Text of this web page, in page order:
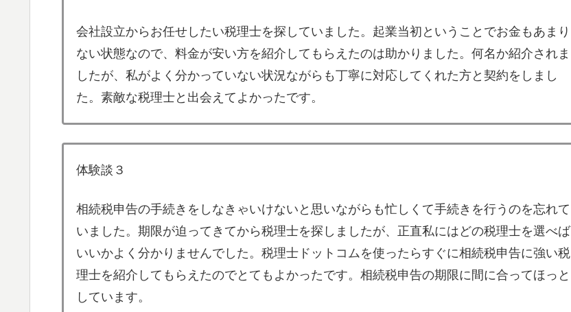
会社設立からお任せしたい税理士を探していました。起業当初ということでお金もあまり
ない状態なので、料金が安い方を紹介してもらえたのは助かりました。何名か紹介されま
したが、私がよく分かっていない状況ながらも丁寧に対応してくれた方と契約をしまし
た。素敵な税理士と出会えてよかったです。
体験談３
相続税申告の手続きをしなきゃいけないと思いながらも忙しくて手続きを行うのを忘れて
いました。期限が迫ってきてから税理士を探しましたが、正直私にはどの税理士を選べば
いいかよく分かりませんでした。税理士ドットコムを使ったらすぐに相続税申告に強い税
理士を紹介してもらえたのでとてもよかったです。相続税申告の期限に間に合ってほっと
しています。